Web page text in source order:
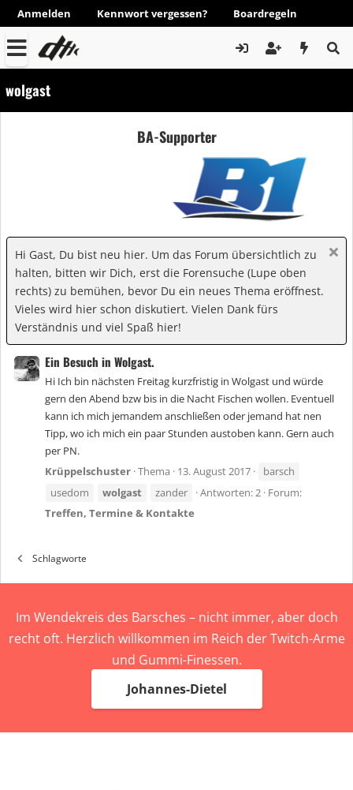
Anmelden Kennwort vergessen? Boardregeln
wolgast
BA-Supporter
Hi Gast, Du bist neu hier. Um das Forum übersichtlich zu
halten, bitten wir Dich, erst die Forensuche (Lupe oben
rechts) zu bemühen, bevor Du ein neues Thema eröffnest.
Vieles wird hier schon diskutiert. Vielen Dank fürs
Verständnis und viel Spaß hier!
Ein Besuch in Wolgast.
Hi Ich bin nächsten Freitag kurzfristig in Wolgast und würde
gern den Abend bzw bis in die Nacht Fischen wollen. Eventuell
kann ich mich jemandem anschließen oder jemand hat nen
Tipp, wo ich mich ein paar Stunden austoben kann. Gern auch
per PN.
Krüppelschuster Thema 13. August 2017
barsch
usedom
wolgast zander Antworten: 2 Forum:
Treffen, Termine & Kontakte
Schlagworte
Im Wendekreis des Barsches – nicht immer, aber doch
recht oft. Herzlich willkommen im Reich der Twitch-Arme
und Gummi-Finessen.
Johannes-Dietel